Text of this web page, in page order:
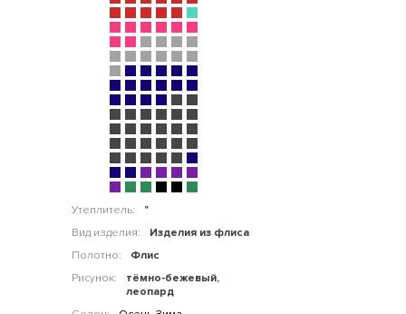
Утеплитель:
"
Вид изделия:
Изделия из флиса
Полотно:
Флис
Рисунок:
тёмно-бежевый,
леопард